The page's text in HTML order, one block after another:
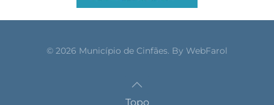
© 2026 Município de Cinfães. By WebFarol
Topo